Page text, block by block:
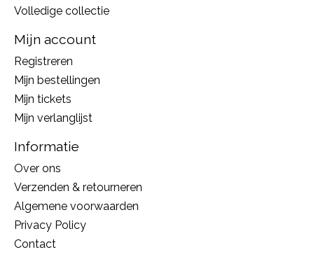
Volledige collectie
Mijn account
Registreren
Mijn bestellingen
Mijn tickets
Mijn verlanglijst
Informatie
Over ons
Verzenden & retourneren
Algemene voorwaarden
Privacy Policy
Contact